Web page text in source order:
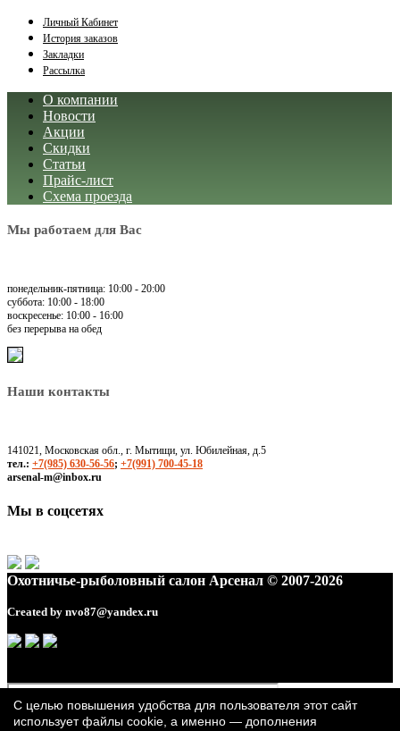
Личный Кабинет
История заказов
Закладки
Рассылка
О компании
Новости
Акции
Скидки
Статьи
Прайс-лист
Схема проезда
Мы работаем для Вас
понедельник-пятница: 10:00 - 20:00
суббота: 10:00 - 18:00
воскресенье: 10:00 - 16:00
без перерыва на обед
Наши контакты
141021, Московская обл., г. Мытищи, ул. Юбилейная, д.5
тел.: +7(985) 630-56-56; +7(991) 700-45-18
arsenal-m@inbox.ru
Мы в соцсетях
Охотничье-рыболовный салон Арсенал © 2007-2026
Created by nvo87@yandex.ru
С целью повышения удобства для пользователя этот сайт
использует файлы cookie, а именно — дополнения